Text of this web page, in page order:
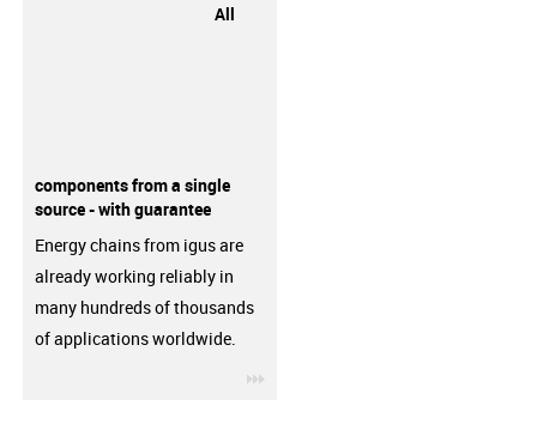
All
components from a single
source - with guarantee
Energy chains from igus are
already working reliably in
many hundreds of thousands
of applications worldwide.